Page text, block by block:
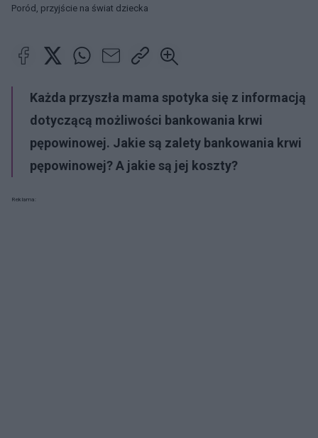
Poród, przyjście na świat dziecka
Każda przyszła mama spotyka się z informacją
dotyczącą możliwości bankowania krwi
pępowinowej. Jakie są zalety bankowania krwi
pępowinowej? A jakie są jej koszty?
Reklama: